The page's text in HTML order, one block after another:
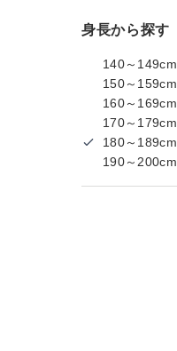
身長から探す
140～149cm
150～159cm
160～169cm
170～179cm
180～189cm
190～200cm